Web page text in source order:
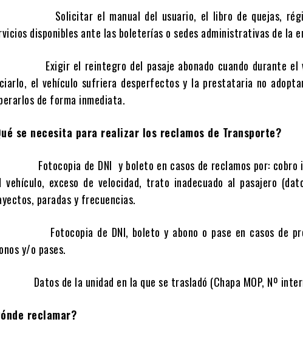
el manual del usuario, el libro de quejas,
disponibles ante las boleterías o sedes administrativas de la
el reintegro del pasaje abonado cuando durante el
el vehículo sufriera desperfectos y la prestataria no
de forma inmediata.
se necesita para realizar los reclamos de Transporte?
de DNI y boleto en casos de reclamos por: cobro
vehículo, exceso de velocidad, trato inadecuado al pasajero
paradas y frecuencias.
de DNI, boleto y abono o pase en casos de
y/o pases.
de la unidad en la que se trasladó (Chapa MOP, Nº
reclamar?